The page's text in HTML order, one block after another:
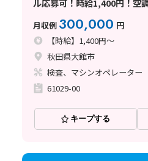
ル応募可！時給1,400円！空
月収例 300,000 円
【時給】1,400円～
秋田県大館市
検査、マシンオペレーター
61029-00
キープする